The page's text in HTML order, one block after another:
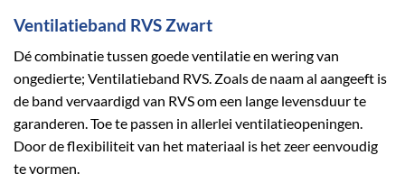
Ventilatieband RVS Zwart
Dé combinatie tussen goede ventilatie en wering van
ongedierte; Ventilatieband RVS. Zoals de naam al aangeeft is
de band vervaardigd van RVS om een lange levensduur te
garanderen. Toe te passen in allerlei ventilatieopeningen.
Door de flexibiliteit van het materiaal is het zeer eenvoudig
te vormen.